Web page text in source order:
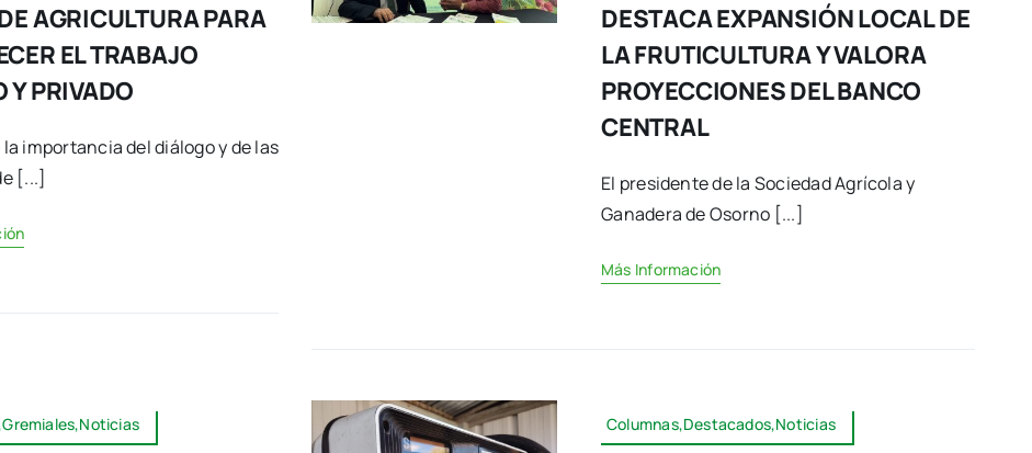
AGRICULTURA PARA
EL TRABAJO
Y PRIVADO
importancia del diálogo y de las
[...]
DESTACA EXPANSIÓN LOCAL DE
LA FRUTICULTURA Y VALORA
PROYECCIONES DEL BANCO
CENTRAL
El presidente de la Sociedad Agrícola y
Ganadera de Osorno [...]
Más Información
Columnas,Destacados,Noticias